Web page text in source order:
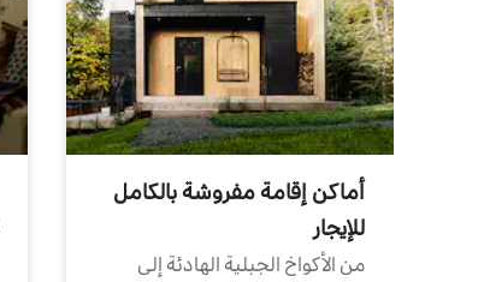
أماكن إقامة مفروشة بالكامل
للإيجار
من الأكواخ الجبلية الهادئة إلى